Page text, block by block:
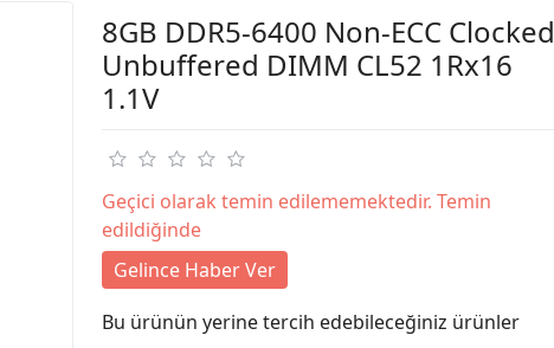
8GB DDR5-6400 Non-ECC Clocked
Unbuffered DIMM CL52 1Rx16
1.1V
Geçici olarak temin edilememektedir. Temin
edildiğinde
Gelince Haber Ver
Bu ürünün yerine tercih edebileceğiniz ürünler